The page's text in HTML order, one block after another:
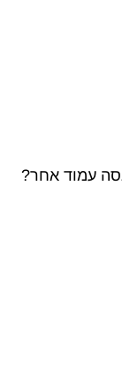
עמוד אחר?